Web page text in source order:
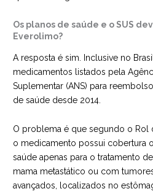
Os planos de saúde e o SUS
Everolimo?
A resposta é sim. Inclusive no
medicamentos listados pela
Suplementar (ANS) para
de saúde desde 2014.
O problema é que segundo o Rol
o medicamento possui cobertura
saúde apenas para o tratamento
mama metastático ou com
avançados, localizados no